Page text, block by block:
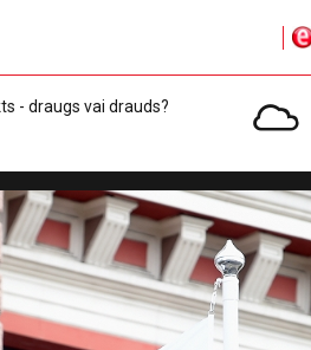
- draugs vai drauds?